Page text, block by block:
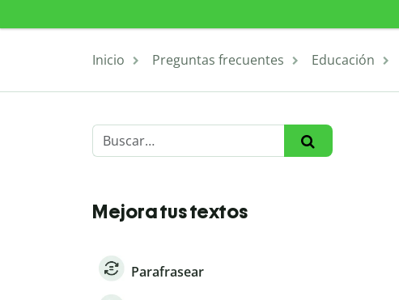
Inicio Preguntas frecuentes Educación
Mejora tus textos
Parafrasear